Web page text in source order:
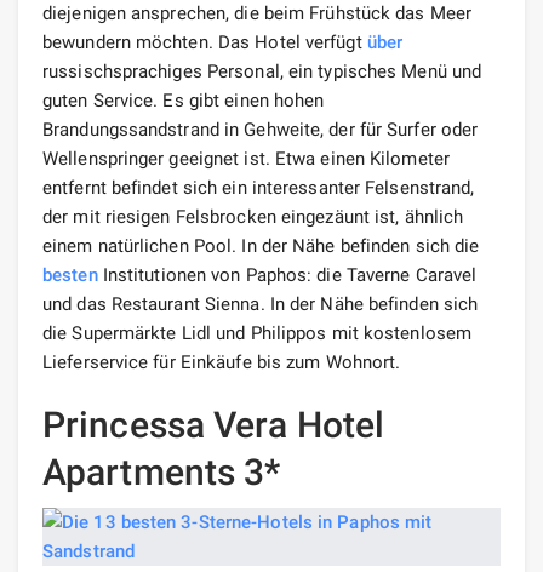
diejenigen ansprechen, die beim Frühstück das Meer
bewundern möchten. Das Hotel verfügt über
russischsprachiges Personal, ein typisches Menü und
guten Service. Es gibt einen hohen
Brandungssandstrand in Gehweite, der für Surfer oder
Wellenspringer geeignet ist. Etwa einen Kilometer
entfernt befindet sich ein interessanter Felsenstrand,
der mit riesigen Felsbrocken eingezäunt ist, ähnlich
einem natürlichen Pool. In der Nähe befinden sich die
bestenInstitutionen von Paphos: die Taverne Caravel
und das Restaurant Sienna. In der Nähe befinden sich
die Supermärkte Lidl und Philippos mit kostenlosem
Lieferservice für Einkäufe bis zum Wohnort.
Princessa Vera Hotel
Apartments 3*